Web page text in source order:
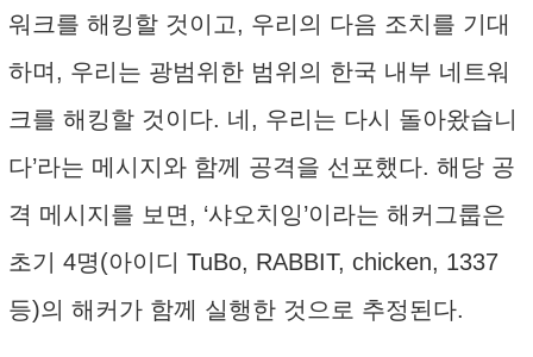
워크를 해킹할 것이고, 우리의 다음 조치를 기대
하며, 우리는 광범위한 범위의 한국 내부 네트워
크를 해킹할 것이다. 네, 우리는 다시 돌아왔습니
다’라는 메시지와 함께 공격을 선포했다. 해당 공
격 메시지를 보면, ‘샤오치잉’이라는 해커그룹은
초기 4명(아이디 TuBo, RABBIT, chicken, 1337
등)의 해커가 함께 실행한 것으로 추정된다.